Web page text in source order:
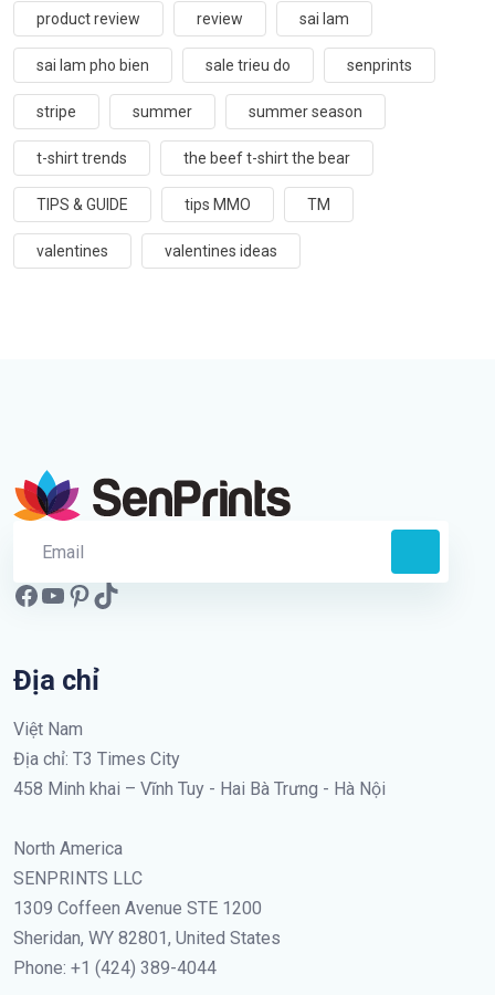
product review review sai lam
sai lam pho bien sale trieu do senprints
stripe summer summer season
t-shirt trends the beef t-shirt the bear
TIPS & GUIDE tips MMO TM
valentines valentines ideas
Địa chỉ
Việt Nam
Địa chỉ: T3 Times City
458 Minh khai – Vĩnh Tuy - Hai Bà Trưng - Hà Nội
North America
SENPRINTS LLC
1309 Coffeen Avenue STE 1200
Sheridan, WY 82801, United States
Phone: +1 (424) 389-4044